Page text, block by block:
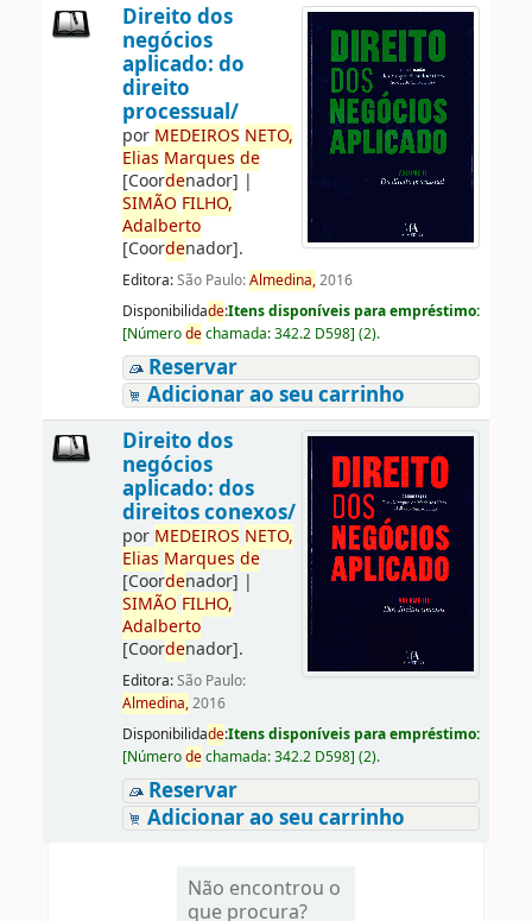
Direito dos
negócios
aplicado: do
direito
processual/
por MEDEIROS NETO,
Elias Marques de
[Coordenador] |
SIMÃO FILHO,
Adalberto
[Coordenador].
Editora:São Paulo:Almedina,2016
Disponibilidade:Itens disponíveis para empréstimo:
[Númerodechamada:342.2 D598] (2).
Reservar
Adicionar ao seu carrinho
Direito dos
negócios
aplicado: dos
direitos conexos/
por MEDEIROS NETO,
Elias Marques de
[Coordenador] |
SIMÃO FILHO,
Adalberto
[Coordenador].
Editora:São Paulo:
Almedina,2016
Disponibilidade:Itens disponíveis para empréstimo:
[Númerodechamada:342.2 D598] (2).
Reservar
Adicionar ao seu carrinho
Não encontrou o
que procura?